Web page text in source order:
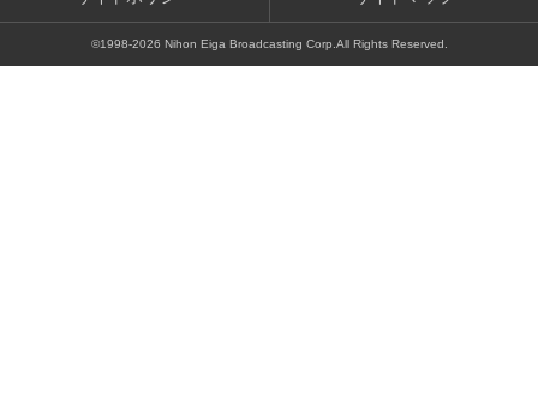
©1998-2026 Nihon Eiga Broadcasting Corp.All Rights Reserved.